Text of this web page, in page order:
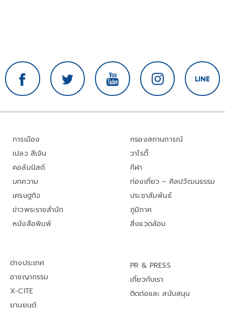
การเมือง
เปลว สีเงิน
คอลัมนิสต์
บทความ
เศรษฐกิจ
ข่าวพระราชสำนัก
หนังสือพิมพ์
กรองสถานการณ์
วาไรตี้
กีฬา
ท่องเที่ยว – ศิลปวัฒนธรรม
ประชาสัมพันธ์
ภูมิภาค
สิ่งแวดล้อม
ต่างประเทศ
อาชญากรรม
X-CITE
ยานยนต์
PR & PRESS
เกี่ยวกับเรา
ติดต่อและ สนับสนุน